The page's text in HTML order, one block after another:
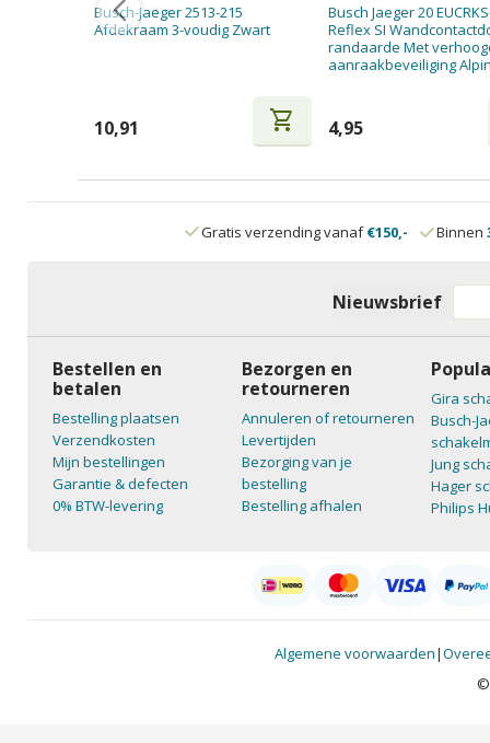
Busch-Jaeger 2513-215
Afdekraam 3-voudig Zwart
10,91 shopping_cart
Busch Jaeger 20
Reflex SI
randaarde Met
aanraakbeveiliging
4,95
Gratis verzending vanaf€150,- Binnen
Nieuwsbrief
Bestellen en
betalen
Bestelling plaatsen
Verzendkosten
Mijn bestellingen
Garantie & defecten
0% BTW-levering
Bezorgen en
retourneren
Annuleren of retourneren
Levertijden
Bezorging van je
bestelling
Bestelling afhalen
Gira
Busch-
Jung
Hager
Philips
Algemene voorwaarden|
©